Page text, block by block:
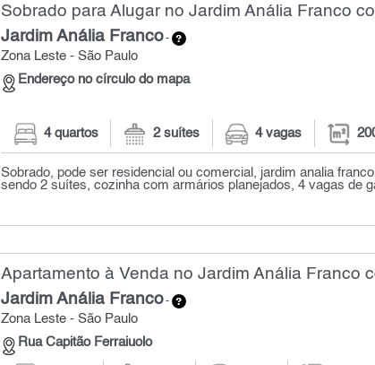
Sobrado para Alugar no Jardim Anália Franco
Jardim Anália Franco-
Zona Leste - São Paulo
Endereço no círculo do mapa
4 quartos 2 suítes 4 vagas
Sobrado, pode ser residencial ou comercial, jardim analia
sendo 2 suítes, cozinha com armários planejados, 4 vagas de
Apartamento à Venda no Jardim Anália Franco
Jardim Anália Franco-
Zona Leste - São Paulo
Rua Capitão Ferraiuolo